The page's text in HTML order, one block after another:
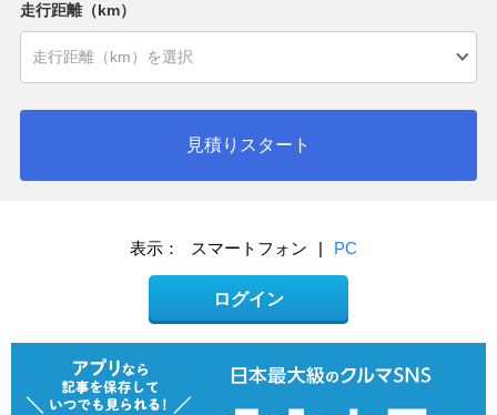
走行距離（km）
見積りスタート
表示： スマートフォン | PC
ログイン